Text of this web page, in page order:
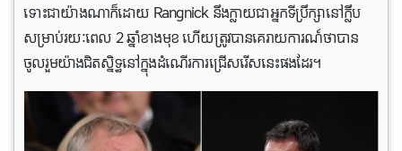
ទោះជាយ៉ាងណាក៏ដោយ Rangnick នឹងក្លាយជាអ្នកទីប្រឹក្សានៅក្លឹប
សម្រាប់រយៈពេល 2 ឆ្នាំខាងមុខ ហើយត្រូវបានគេរាយការណ៍ថាបាន
ចូលរួមយ៉ាងជិតស្និទ្ធនៅក្នុងដំណើរការជ្រើសរើសនេះផង​ដែរ។